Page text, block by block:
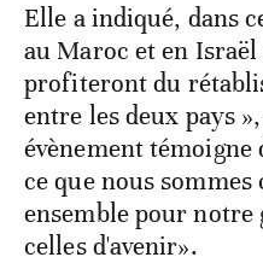
Elle a indiqué, dans
au Maroc et en
profiteront du
entre les deux pays
évènement témoigne
ce que nous
ensemble pour
celles d'avenir».